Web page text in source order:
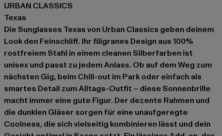
URBAN CLASSICS
Texas
Die Sunglasses Texas von Urban Classics geben deinem
Look den Feinschliff. Ihr filigranes Design aus 100%
rostfreiem Stahl in einem cleanen Silberfarben ist
unisex und passt zu jedem Anlass. Ob auf dem Weg zum
nächsten Gig, beim Chill-out im Park oder einfach als
smartes Detail zum Alltags-Outfit – diese Sonnenbrille
macht immer eine gute Figur. Der dezente Rahmen und
die dunklen Gläser sorgen für eine unaufgeregte
Coolness, die sich vielseitig kombinieren lässt und dein